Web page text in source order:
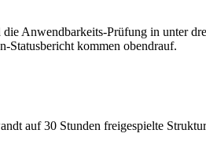
Anwendbarkeits-Prüfung in unter
Statusbericht kommen obendrauf.
auf 30 Stunden freigespielte